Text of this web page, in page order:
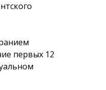
первых 12